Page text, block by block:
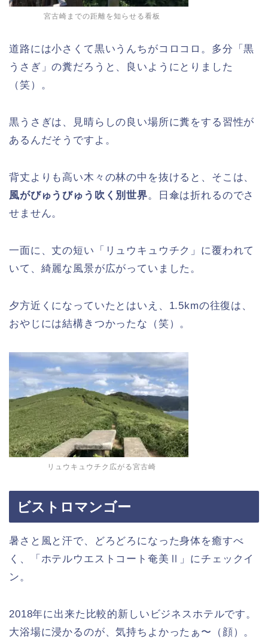
宮古崎までの距離を知らせる看板
道路には小さくて黒いうんちがコロコロ。多分「黒
うさぎ」の糞だろうと、良いようにとりました
（笑）。
黒うさぎは、見晴らしの良い場所に糞をする習性が
あるんだそうですよ。
背丈よりも高い木々の林の中を抜けると、そこは、
風がびゅうびゅう吹く別世界。日傘は折れるのでさ
せません。
一面に、丈の短い「リュウキュウチク」に覆われて
いて、綺麗な風景が広がっていました。
夕方近くになっていたとはいえ、1.5kmの往復は、
おやじには結構きつかったな（笑）。
リュウキュウチク広がる宮古崎
ビストロマンゴー
暑さと風と汗で、どろどろになった身体を癒すべ
く、「ホテルウエストコート奄美Ⅱ」にチェックイ
ン。
2018年に出来た比較的新しいビジネスホテルです。
大浴場に浸かるのが、気持ちよかったぁ〜（顔）。